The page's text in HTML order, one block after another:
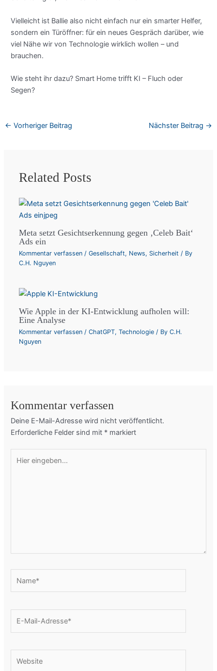
Vielleicht ist Ballie also nicht einfach nur ein smarter Helfer,
sondern ein Türöffner: für ein neues Gespräch darüber, wie
viel Nähe wir von Technologie wirklich wollen – und
brauchen.
Wie steht ihr dazu? Smart Home trifft KI – Fluch oder
Segen?
← Vorheriger Beitrag Nächster Beitrag →
Related Posts
Meta setzt Gesichtserkennung gegen ‚Celeb Bait‘
Ads ein
Kommentar verfassen /Gesellschaft, News, Sicherheit / By
C.H. Nguyen
Wie Apple in der KI-Entwicklung aufholen will:
Eine Analyse
Kommentar verfassen /ChatGPT,Technologie / ByC.H.
Nguyen
Kommentar verfassen
Deine E-Mail-Adresse wird nicht veröffentlicht.
Erforderliche Felder sind mit * markiert
eingeben…
Mail-